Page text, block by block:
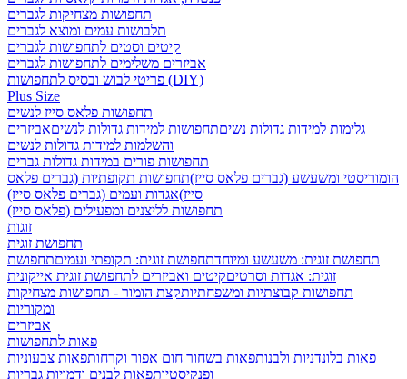
תחפושות מצחיקות לגברים
תלבושות עמים ומוצא לגברים
קיטים וסטים לתחפושות לגברים
אביזרים משלימים לתחפושות לגברים
פריטי לבוש ובסיס לתחפושות (DIY)
Plus Size
תחפושות פלאס סייז לנשים
גלימות למידות גדולות נשיםתחפושות למידות גדולות לנשיםאביזרים
והשלמות למידות גדולות לנשים
תחפושות פורים במידות גדולות גברים
הומוריסטי ומשעשע (גברים פלאס סייז)תחפושות תקופתיות (גברים פלאס
סייז)אגדות ועמים (גברים פלאס סייז)
תחפושות לליצנים ומפעילים (פלאס סייז)
זוגות
תחפושת זוגית
תחפושת זוגית: משעשע ומיוחדתחפושת זוגית: תקופתי ועמיםתחפושת
זוגית: אגדות וסרטיםקיטים ואביזרים לתחפושת זוגית אייקונית
תחפושות קבוצתיות ומשפחתיותקצת הומור - תחפושות מצחיקות
ומקוריות
אביזרים
פאות לתחפושות
פאות בלונדניות ולבנותפאות בשחור חום אפור וקרחותפאות צבעוניות
ופנקיסטיותפאות לבנים ודמויות גבריות